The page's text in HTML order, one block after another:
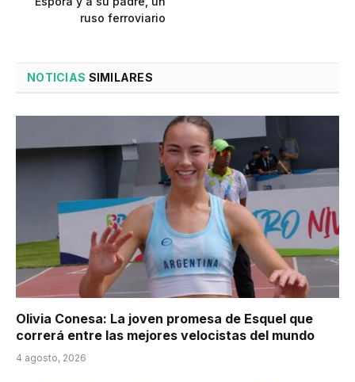
ruso ferroviario
NOTICIAS SIMILARES
Olivia Conesa: La joven promesa de Esquel que
correrá entre las mejores velocistas del mundo
4 agosto, 2026